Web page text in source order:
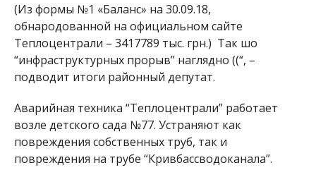
(Из формы №1 «Баланс» на 30.09.18,
обнародованной на официальном сайте
Теплоцентрали – 3417789 тыс. грн.) Так шо
“инфраструктурных прорыв” наглядно ((“, –
подводит итоги районный депутат.
Аварийная техника “Теплоцентрали” работает
возле детского сада №77. Устраняют как
повреждения собственных труб, так и
повреждения на трубе “Кривбассводоканала”.